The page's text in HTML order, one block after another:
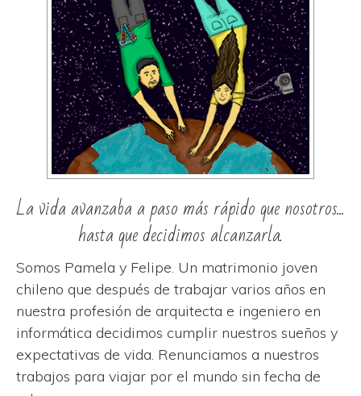
La vida avanzaba a paso más rápido que nosotros...
hasta que decidimos alcanzarla.
Somos Pamela y Felipe. Un matrimonio joven
chileno que después de trabajar varios años en
nuestra profesión de arquitecta e ingeniero en
informática decidimos cumplir nuestros sueños y
expectativas de vida. Renunciamos a nuestros
trabajos para viajar por el mundo sin fecha de